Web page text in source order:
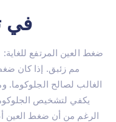
في
الغالب لصالح الجلوكوما.
يكفي لتشخيص